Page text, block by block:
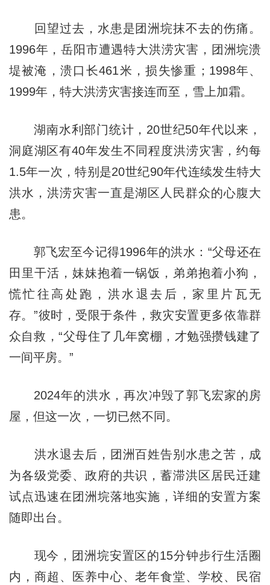
回望过去，水患是团洲垸抹不去的伤痛。
1996年，岳阳市遭遇特大洪涝灾害，团洲垸溃
堤被淹，溃口长461米，损失惨重；1998年、
1999年，特大洪涝灾害接连而至，雪上加霜。
湖南水利部门统计，20世纪50年代以来，
洞庭湖区有40年发生不同程度洪涝灾害，约每
1.5年一次，特别是20世纪90年代连续发生特大
洪水，洪涝灾害一直是湖区人民群众的心腹大
患。
郭飞宏至今记得1996年的洪水：“父母还在
田里干活，妹妹抱着一锅饭，弟弟抱着小狗，
慌忙往高处跑，洪水退去后，家里片瓦无
存。”彼时，受限于条件，救灾安置更多依靠群
众自救，“父母住了几年窝棚，才勉强攒钱建了
一间平房。”
2024年的洪水，再次冲毁了郭飞宏家的房
屋，但这一次，一切已然不同。
洪水退去后，团洲百姓告别水患之苦，成
为各级党委、政府的共识，蓄滞洪区居民迁建
试点迅速在团洲垸落地实施，详细的安置方案
随即出台。
现今，团洲垸安置区的15分钟步行生活圈
内，商超、医养中心、老年食堂、学校、民宿